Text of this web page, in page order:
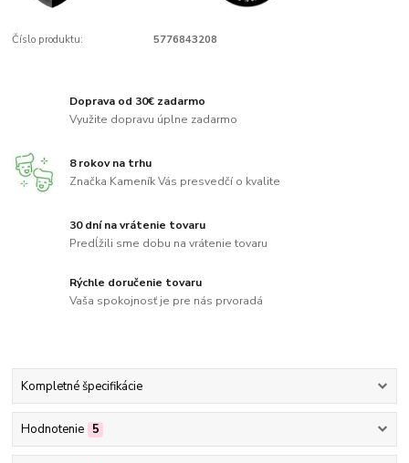
Číslo produktu: 5776843208
Doprava od 30€ zadarmo
Využite dopravu úplne zadarmo
8 rokov na trhu
Značka Kameník Vás presvedčí o kvalite
30 dní na vrátenie tovaru
Predĺžili sme dobu na vrátenie tovaru
Rýchle doručenie tovaru
Vaša spokojnosť je pre nás prvoradá
Kompletné špecifikácie
Hodnotenie 5